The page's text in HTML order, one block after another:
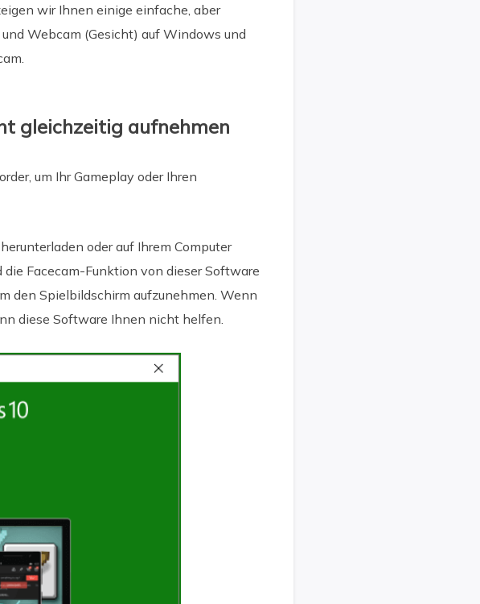
wir Ihnen einige einfache, aber
Webcam (Gesicht) auf Windows und
gleichzeitig aufnehmen
um Ihr Gameplay oder Ihren
oder auf Ihrem Computer
Facecam-Funktion von dieser Software
den Spielbildschirm aufzunehmen. Wenn
diese Software Ihnen nicht helfen.